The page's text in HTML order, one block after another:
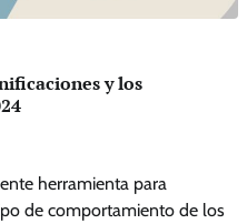
y los
herramienta para
de comportamiento de los